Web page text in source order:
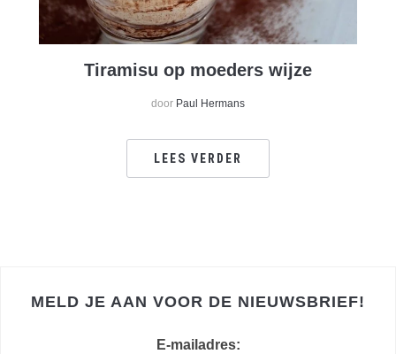
Tiramisu op moeders wijze
door Paul Hermans
LEES VERDER
MELD JE AAN VOOR DE NIEUWSBRIEF!
E-mailadres: